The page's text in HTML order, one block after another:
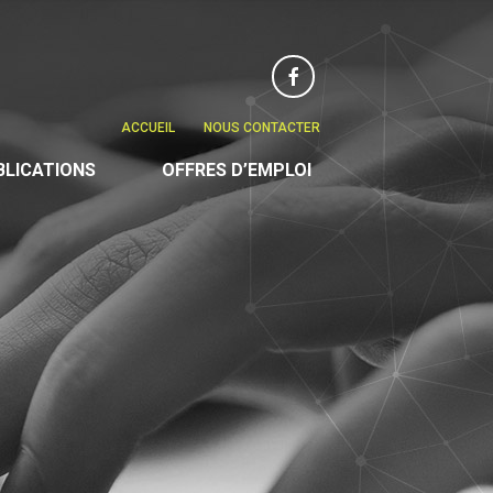
Facebook
ACCUEIL NOUS CONTACTER
OFFRES D’EMPLOI